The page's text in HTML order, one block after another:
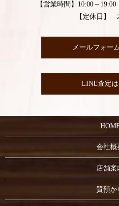
【営業時間】10:00～
【定休日】
メールフォー
LINE査定
会社概
店舗案
質預か